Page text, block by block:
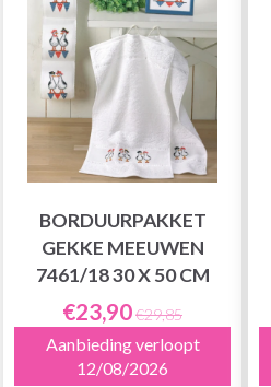
BORDUURPAKKET
GEKKE MEEUWEN
7461/18 30 X 50 CM
€23,90€29,85
Aanbieding verloopt
12/08/2026